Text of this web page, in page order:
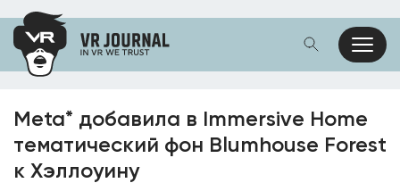
Meta* добавила в Immersive Home
тематический фон Blumhouse Forest
к Хэллоуину